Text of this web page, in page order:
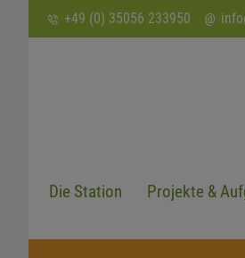
+49 (0) 35056 233950 info
SUCHEN
Die Station Projekte &